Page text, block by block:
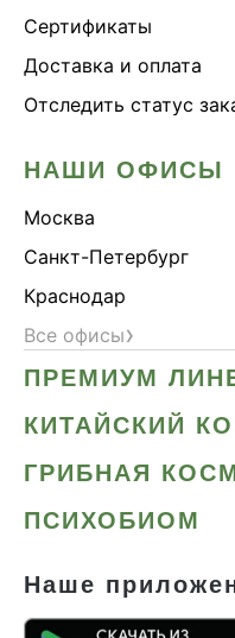
Сертификаты
Доставка и оплата
Отследить статус
НАШИ ОФИСЫ
Москва
Санкт-Петербург
Краснодар
Все офисы›
ПРЕМИУМ
КИТАЙСКИЙ
ГРИБНАЯ
ПСИХОБИОМ
Наше